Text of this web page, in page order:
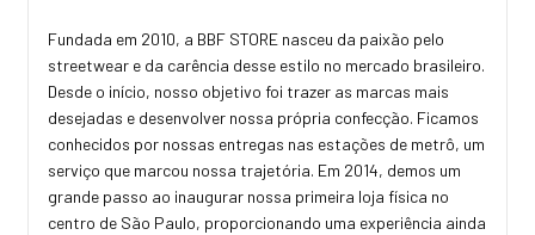
Fundada em 2010, a BBF STORE nasceu da paixão pelo
streetwear e da carência desse estilo no mercado brasileiro.
Desde o início, nosso objetivo foi trazer as marcas mais
desejadas e desenvolver nossa própria confecção. Ficamos
conhecidos por nossas entregas nas estações de metrô, um
serviço que marcou nossa trajetória. Em 2014, demos um
grande passo ao inaugurar nossa primeira loja física no
centro de São Paulo, proporcionando uma experiência ainda